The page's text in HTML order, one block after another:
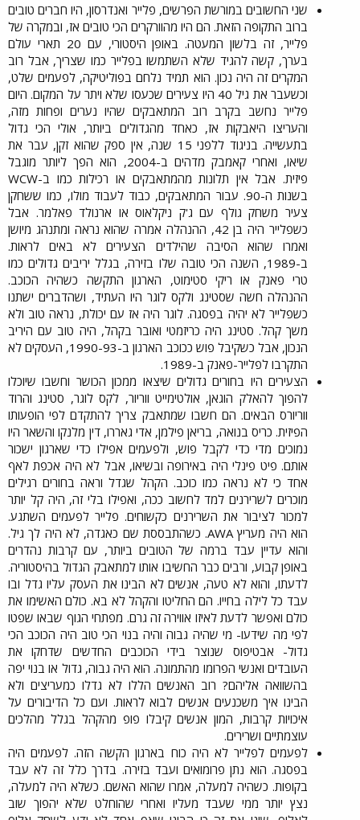
שני החשובים במורשת הפרשים, פלייר ואנדרסון, היו חברים טובים
ברוב התקופה הזאת. הם היו מהוורקרים הכי טובים אז, ובמקרה של
פלייר, זה בלשון המעטה. באופן היסטורי, עם 20 תארי עולם
בערך, קשה להגיד שלא השתמשו בפלייר כמו שצריך, אבל רוב
המקרים זה היה נכון. הוא תמיד נלחם בפוליטיקה, לפעמים שלט,
וכשעבר את גיל 40 היו צעירים שכעסו שלא ויתר על המקום. היום
פלייר נחשב בקרב רוב המתאבקים שהיו נערים ופחות מזה,
והעריצו היאבקות אז, כאחד מהגדולים ביותר, אולי הכי גדול
בתעשייה. בניגוד ללפני 15 שנה, אין ספק שהוא זקן, עבר את
שיאו, ואחרי קאמבק מדהים ב-2004, הוא הפך ליותר מוגבל
פיזית. אבל אין תלונות מהמתאבקים או רכילות כמו ב-WCW
בשנות ה-90. עבור המתאבקים, כבוד לעבוד מולו, כמו ששחקן
צעיר משחק גולף עם ג'ק ניקלאוס או ארנולד פאלמר. אבל
כשפלייר היה בן 42, ההנהלה אמרה שהוא נראה ומתנהג מיושן
ואמרו שהוא הסיבה שהילדים הצעירים לא באים לראות.
ב-1989, השנה הכי טובה שלו בזירה, בגלל יריבים גדולים כמו
טרי פאנק או ריקי סטימוט, הארגון התקשה כשהיה הכוכב.
ההנהלה חשה שסטינג ולקס לוגר היו העתיד, ושהדברים ישתנו
כשפלייר לא יהיה בפסגה. לוגר היה אז עם יכולת, נראה טוב ולא
משך קהל. סטינג היה כריזמטי ואובר בקהל, היה טוב עם היריב
הנכון, אבל כשקיבל פוש ככוכב הארגון ב-1990-93, העסקים לא
התקרבו לפלייר-פאנק ב-1989.​
הצעירים היו בחורים גדולים שיצאו ממכון הכושר וחשבו שיוכלו
להפוך להאלק הוגאן, אולטימייט ווריור, לקס לוגר, סטינג והרוד
ווריורס הבאים. הם חשבו שמתאבק צריך להתקדם לפי הופעותו
הפיזית. כריס בנואה, בריאן פילמן, אדי גאררו, דין מלנקו והשאר היו
נמוכים מדי כדי לקבל פוש, ולפעמים אפילו כדי שארגון ישכור
אותם. פיט פינלי היה באירופה ובשיאו, אבל לא היה אכפת לאף
אחד כי לא נראה כמו כוכב. הקהל שגדל וראה בחורים רגילים
מוכרים לשרירנים למד לחשוב ככה, ואפילו בלי זה, היה קל יותר
למכור לציבור את השרירנים כקשוחים. פלייר לפעמים השתגע.
הוא היה מעריץ AWA. כשהתבססת שם כאגדה, לא היה לך גיל.
והוא עדיין עבד ברמה של הטובים ביותר, עם קרבות נהדרים
באופן קבוע, ורבים כבר החשיבו אותו למתאבק הגדול בהיסטוריה.
לדעתו, והוא לא טעה, אנשים לא הבינו את העסק עליו גדל ובו
עבד כל לילה בחייו. הם החליטו והקהל לא בא. כולם האשימו את
כולם ואפשר לדעת לאיזו אווירה זה גרם. מפתחי הגוף שבאו שפטו
לפי מה שידעו- מי שהיה גבוה והיה בנוי הכי טוב היה הכוכב הכי
גדול- אבטיפוס שנוצר בידי הכוכבים החדשים שדחקו את
העובדים ואנשי הפרומו מהתמונה. הוא היה גבוה, גדול או בנוי יפה
בהשוואה אליהם? רוב האנשים הללו לא גדלו כמעריצים ולא
הבינו איך משכנעים אנשים לבוא לראות. ועם כל הדיבורים על
איכויות קרבות, המון אנשים קיבלו פופ מהקהל בגלל מהלכים
עוצמתיים ושרירים.​
לפעמים לפלייר לא היה כוח בארגון הקשה הזה. לפעמים היה
בפסגה. הוא נתן פרומואים ועבד בזירה. בדרך כלל זה לא עבד
בקופות. כשהיה למעלה, אמרו שהוא האשם. כשלא היה למעלה,
נצץ יותר ממי שעבד מעליו ואחרי שהוחלט שלא יהפוך שוב